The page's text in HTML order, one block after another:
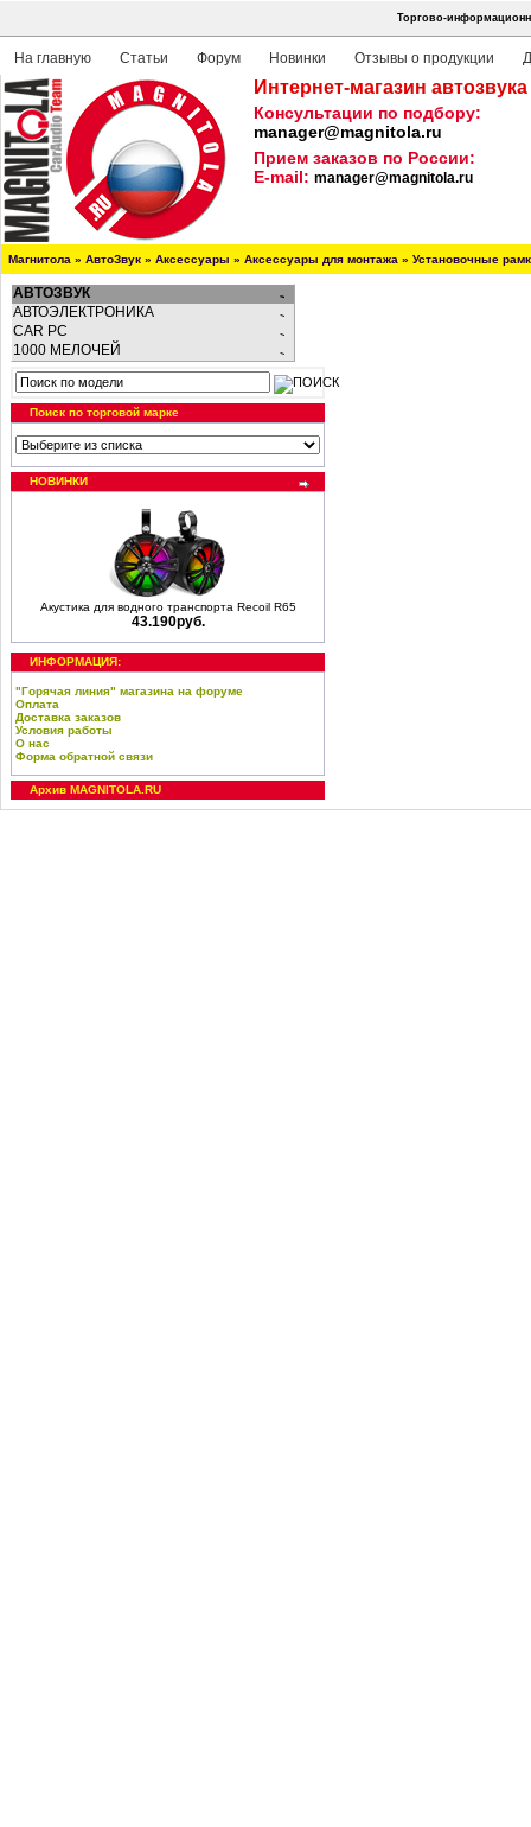
Торгово-
На главную Статьи Форум Новинки Отзывы о продукции
Интернет-магазин
Консультации по подбору:
manager@magnitola.ru
Прием заказов по России:
E-mail: manager@magnitola.ru
Магнитола » АвтоЗвук » Аксессуары » Аксессуары для монтажа » Установочные
АВТОЗВУК
АВТОЭЛЕКТРОНИКА
CAR PC
1000 МЕЛОЧЕЙ
Поиск по торговой марке
НОВИНКИ
Акустика для водного транспорта Recoil R65
43.190руб.
ИНФОРМАЦИЯ:
"Горячая линия" магазина на форуме
Оплата
Доставка заказов
Условия работы
О нас
Форма обратной связи
Архив MAGNITOLA.RU